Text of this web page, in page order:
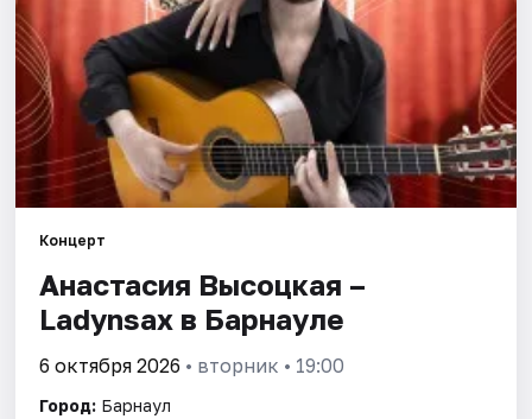
Площадки
Артисты
Рейтинги
Концерт
Анастасия Высоцкая –
Ladynsax в Барнауле
6 октября 2026 • вторник • 19:00
Город: Барнаул